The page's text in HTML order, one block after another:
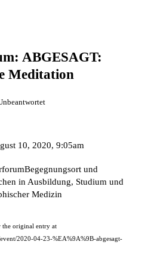
ABGESAGT:
Meditation
10, 2020, 9:05am
und
in Ausbildung, Studium und
Medizin
the original entry at
2020-04-23-%EA%9A%9B-abgesagt-